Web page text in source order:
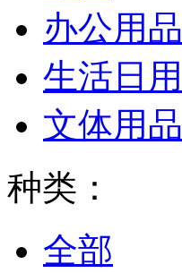
办公用品
生活日用
文体用品
种类：
全部